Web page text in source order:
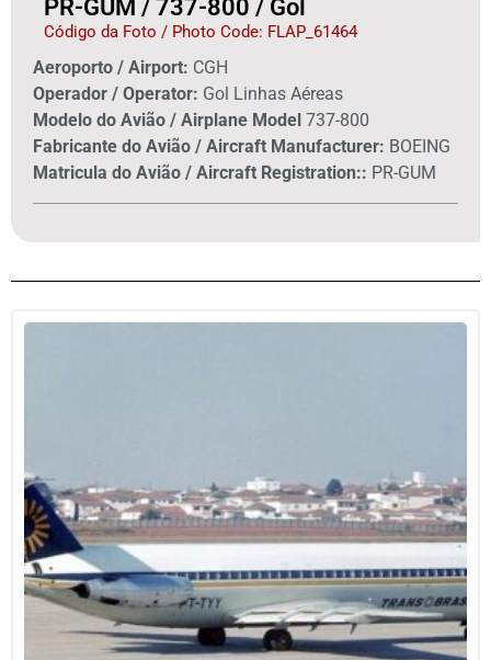
PR-GUM / 737-800 / Gol
Código da Foto / Photo Code: FLAP_61464
Aeroporto / Airport: CGH
Operador / Operator: Gol Linhas Aéreas
Modelo do Avião / Airplane Model 737-800
Fabricante do Avião / Aircraft Manufacturer: BOEING
Matricula do Avião / Aircraft Registration:: PR-GUM